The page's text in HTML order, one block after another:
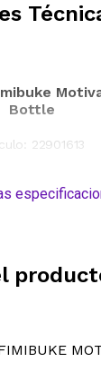
Bottle
22901613